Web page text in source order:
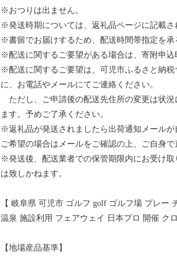
※おつりは出ません。
※発送時期については、返礼品ページに記載さ
※書留でお届けするため、配送時間帯指定を承
※配送に関するご要望がある場合は、寄附申込
※配送に関するご要望は、可児市ふるさと納
に、お電話やメールにてご連絡ください。
ただし、ご申請後の配送先住所の変更は状
ます。予めご了承ください。
※返礼品が発送されましたら出荷通知メール
ご希望の場合はメールをご確認の上、ご自身で
※発送後、配送業者での保管期限内にお受け
は致しかねます。
【 岐阜県 可児市 ゴルフ golf ゴルフ場 プレー
温泉 施設利用 フェアウェイ 日本プロ 開催 ク
【地場産品基準】